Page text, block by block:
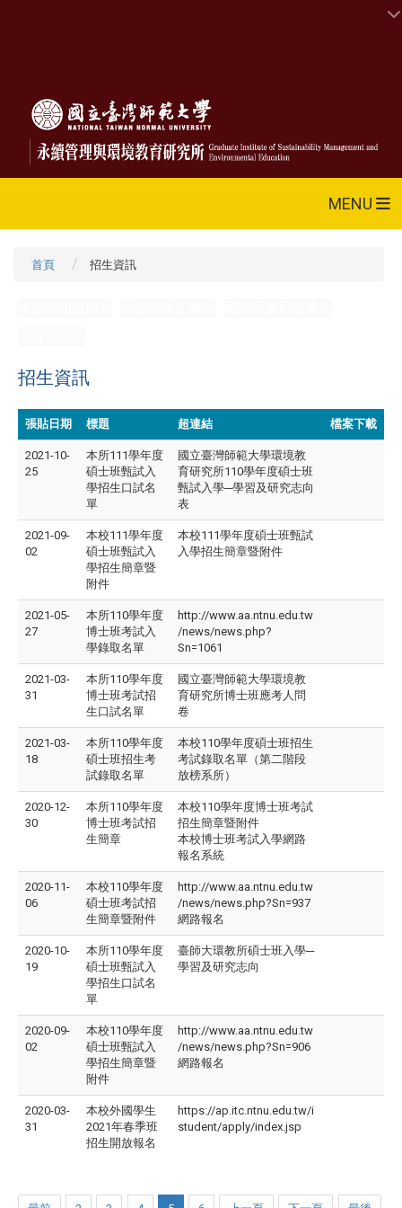
MENU
首頁 招生資訊
招生資訊
張貼日期 標題 超連結 檔案下載
2021-10-
25
本所111學年度
碩士班甄試入
學招生口試名
單
國立臺灣師範大學環境教
育研究所110學年度碩士班
甄試入學─學習及研究志向
表
2021-09-
02
本校111學年度
碩士班甄試入
學招生簡章暨
附件
本校111學年度碩士班甄試
入學招生簡章暨附件
2021-05-
27
本所110學年度
博士班考試入
學錄取名單
http://www.aa.ntnu.edu.tw
/news/news.php?
Sn=1061
2021-03-
31
本所110學年度
博士班考試招
生口試名單
國立臺灣師範大學環境教
育研究所博士班應考人問
卷
2021-03-
18
本所110學年度
碩士班招生考
試錄取名單
本校110學年度碩士班招生
考試錄取名單（第二階段
放榜系所）
2020-12-
30
本所110學年度
博士班考試招
生簡章
本校110學年度博士班考試
招生簡章暨附件
本校博士班考試入學網路
報名系統
2020-11-
06
本校110學年度
碩士班考試招
生簡章暨附件
http://www.aa.ntnu.edu.tw
/news/news.php?Sn=937
網路報名
2020-10-
19
本所110學年度
碩士班甄試入
學招生口試名
單
臺師大環教所碩士班入學─
學習及研究志向
2020-09-
02
本校110學年度
碩士班甄試入
學招生簡章暨
附件
http://www.aa.ntnu.edu.tw
/news/news.php?Sn=906
網路報名
2020-03-
31
本校外國學生
2021年春季班
招生開放報名
https://ap.itc.ntnu.edu.tw/i
student/apply/index.jsp